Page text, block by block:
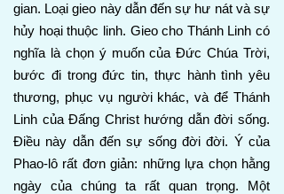
gian. Loại gieo này dẫn đến sự hư nát và sự
hủy hoại thuộc linh. Gieo cho Thánh Linh có
nghĩa là chọn ý muốn của Đức Chúa Trời,
bước đi trong đức tin, thực hành tình yêu
thương, phục vụ người khác, và để Thánh
Linh của Đấng Christ hướng dẫn đời sống.
Điều này dẫn đến sự sống đời đời. Ý của
Phao-lô rất đơn giản: những lựa chọn hằng
ngày của chúng ta rất quan trọng. Một